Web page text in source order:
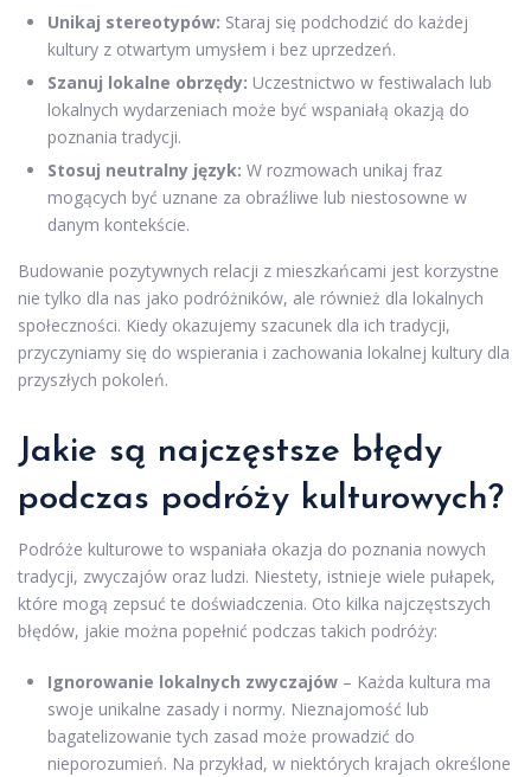
Unikaj stereotypów: Staraj się podchodzić do każdej
kultury z otwartym umysłem i bez uprzedzeń.
Szanuj lokalne obrzędy: Uczestnictwo w festiwalach lub
lokalnych wydarzeniach może być wspaniałą okazją do
poznania tradycji.
Stosuj neutralny język: W rozmowach unikaj fraz
mogących być uznane za obraźliwe lub niestosowne w
danym kontekście.
Budowanie pozytywnych relacji z mieszkańcami jest korzystne
nie tylko dla nas jako podróżników, ale również dla lokalnych
społeczności. Kiedy okazujemy szacunek dla ich tradycji,
przyczyniamy się do wspierania i zachowania lokalnej kultury dla
przyszłych pokoleń.
Jakie są najczęstsze błędy
podczas podróży kulturowych?
Podróże kulturowe to wspaniała okazja do poznania nowych
tradycji, zwyczajów oraz ludzi. Niestety, istnieje wiele pułapek,
które mogą zepsuć te doświadczenia. Oto kilka najczęstszych
błędów, jakie można popełnić podczas takich podróży:
Ignorowanie lokalnych zwyczajów – Każda kultura ma
swoje unikalne zasady i normy. Nieznajomość lub
bagatelizowanie tych zasad może prowadzić do
nieporozumień. Na przykład, w niektórych krajach określone